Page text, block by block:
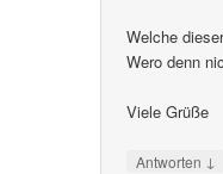
Welche
Wero denn
Viele Grüße
Antworten ↓